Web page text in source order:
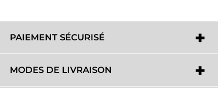
PAIEMENT SÉCURISÉ
MODES DE LIVRAISON